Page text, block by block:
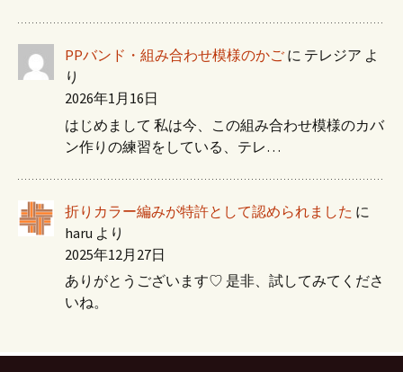
PPバンド・組み合わせ模様のかご に テレジア よ
り
2026年1月16日
はじめまして 私は今、この組み合わせ模様のカバ
ン作りの練習をしている、テレ…
折りカラー編みが特許として認められました に
haru より
2025年12月27日
ありがとうございます♡ 是非、試してみてくださ
いね。